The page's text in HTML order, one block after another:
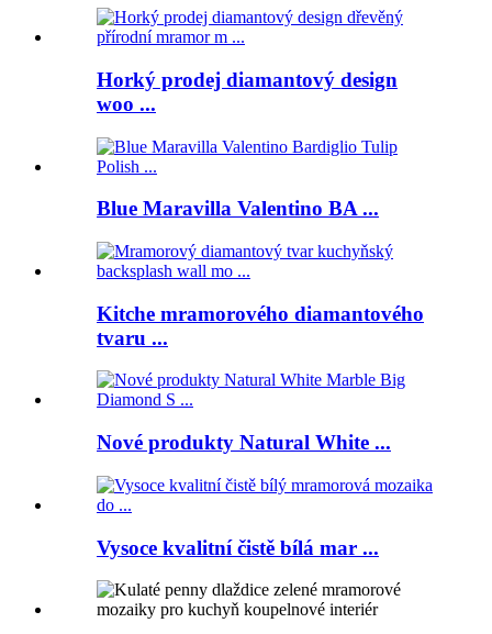
Horký prodej diamantový design
woo ...
Blue Maravilla Valentino BA ...
Kitche mramorového diamantového
tvaru ...
Nové produkty Natural White ...
Vysoce kvalitní čistě bílá mar ...